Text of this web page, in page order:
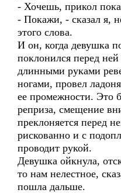
- Хочешь, прикол
- Покажи, - сказал я,
этого слова.
И он, когда девушка
поклонился перед
длинными руками
ногами, провел
ее промежности. Это
реприза, смещение
преклоняется перед
рискованно и с
проводит рукой.
Девушка ойкнула,
то нам нелестное,
пошла дальше.